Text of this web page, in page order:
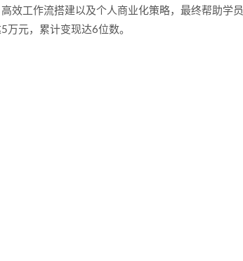
效工作流搭建以及个人商业化策略，最终帮助学员
万元，累计变现达6位数。